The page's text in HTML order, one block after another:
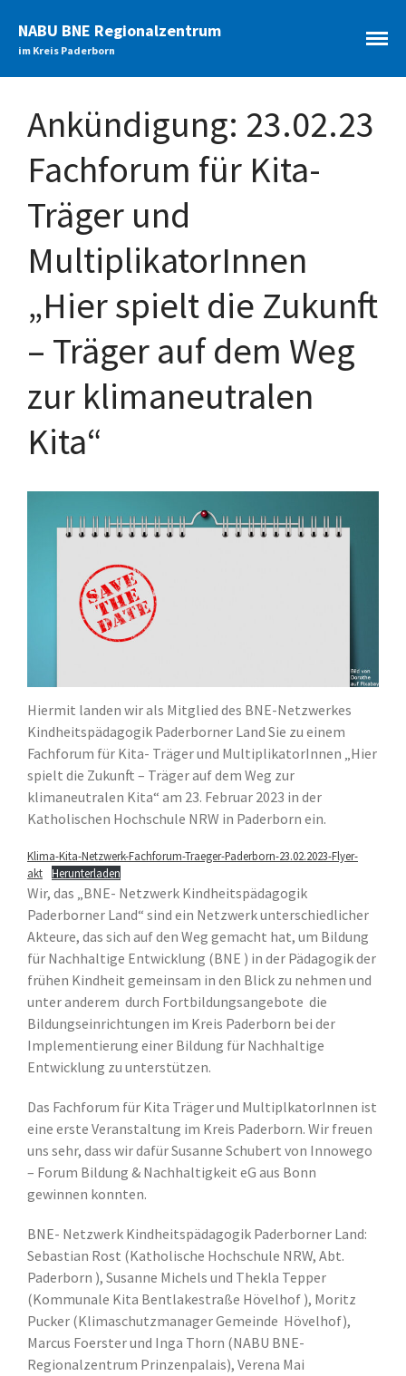
Aktuelles
Archiv
Bildungsangebote
Schule der Zukunft
Allgemeine Informationen
Veranstaltungen
Unterstützung
Teilnehmende
Paderborner Naturschule
Eine Welt-Promotor*innen
Unser BNE-Team
Unser Leitbild
Pädagogisches Konzept
NABU BNE Regionalzentrum
im Kreis Paderborn
Ankündigung: 23.02.23
Fachforum für Kita-
Träger und
MultiplikatorInnen
„Hier spielt die Zukunft
– Träger auf dem Weg
zur klimaneutralen
Kita“
Hiermit landen wir als Mitglied des BNE-Netzwerkes
Kindheitspädagogik Paderborner Land Sie zu einem
Fachforum für Kita- Träger und MultiplikatorInnen „Hier
spielt die Zukunft – Träger auf dem Weg zur
klimaneutralen Kita“ am 23. Februar 2023 in der
Katholischen Hochschule NRW in Paderborn ein.
Klima-Kita-Netzwerk-Fachforum-Traeger-Paderborn-23.02.2023-Flyer-
akt
Herunterladen
Wir, das „BNE- Netzwerk Kindheitspädagogik
Paderborner Land“ sind ein Netzwerk unterschiedlicher
Akteure, das sich auf den Weg gemacht hat, um Bildung
für Nachhaltige Entwicklung (BNE ) in der Pädagogik der
frühen Kindheit gemeinsam in den Blick zu nehmen und
unter anderem durch Fortbildungsangebote die
Bildungseinrichtungen im Kreis Paderborn bei der
Implementierung einer Bildung für Nachhaltige
Entwicklung zu unterstützen.
Das Fachforum für Kita Träger und MultiplkatorInnen ist
eine erste Veranstaltung im Kreis Paderborn. Wir freuen
uns sehr, dass wir dafür Susanne Schubert von Innowego
– Forum Bildung & Nachhaltigkeit eG aus Bonn
gewinnen konnten.
BNE- Netzwerk Kindheitspädagogik Paderborner Land:
Sebastian Rost (Katholische Hochschule NRW, Abt.
Paderborn ), Susanne Michels und Thekla Tepper
(Kommunale Kita Bentlakestraße Hövelhof ), Moritz
Pucker (Klimaschutzmanager Gemeinde Hövelhof),
Marcus Foerster und Inga Thorn (NABU BNE-
Regionalzentrum Prinzenpalais), Verena Mai